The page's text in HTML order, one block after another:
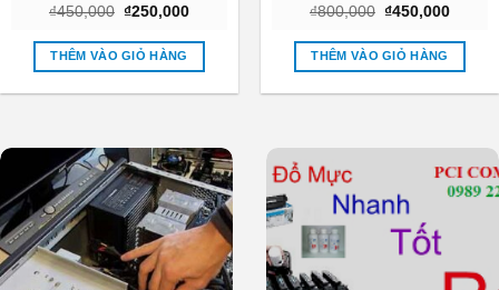
₫450,000 Giá
là:
₫450,000.
₫250,000Giá
tại
₫250,000.
THÊM VÀO GIỎ HÀNG
₫800,000 Giá
là:
₫800,000.
₫450,000Giá
tại
THÊM VÀO GIỎ HÀNG